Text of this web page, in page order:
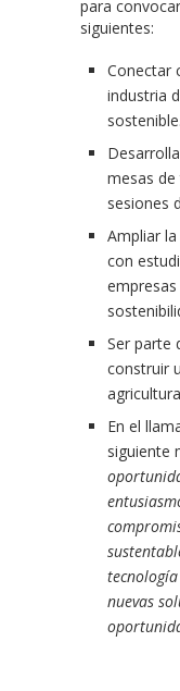
para
siguientes:
Conectar
industria
sostenible.
mesas
sesiones
Ampliar
con
Ser parte
construir
En el
siguiente
nuevas